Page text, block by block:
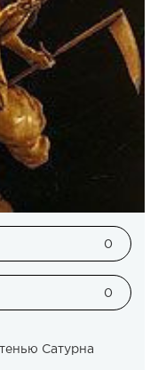
0
0
Сатурна